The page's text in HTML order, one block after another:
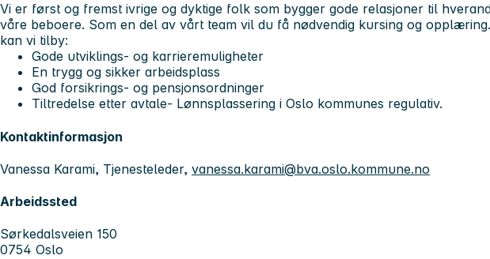
Vi er først og fremst ivrige og dyktige folk som bygger gode relasjoner til
våre beboere. Som en del av vårt team vil du få nødvendig kursing og
kan vi tilby:
Gode utviklings- og karrieremuligheter
En trygg og sikker arbeidsplass
God forsikrings- og pensjonsordninger
Tiltredelse etter avtale- Lønnsplassering i Oslo kommunes regulativ.
Kontaktinformasjon
Vanessa Karami, Tjenesteleder, vanessa.karami@bva.oslo.kommune.no
Arbeidssted
Sørkedalsveien 150
0754 Oslo